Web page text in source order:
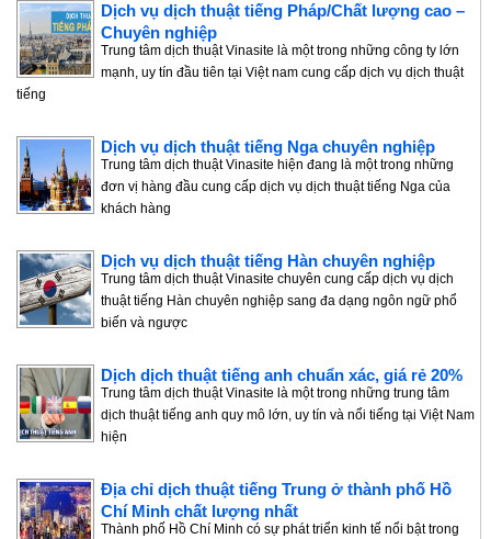
Dịch vụ dịch thuật tiếng Pháp/Chất lượng cao –
Chuyên nghiệp
Trung tâm dịch thuật Vinasite là một trong những công ty lớn
mạnh, uy tín đầu tiên tại Việt nam cung cấp dịch vụ dịch thuật
tiếng
Dịch vụ dịch thuật tiếng Nga chuyên nghiệp
Trung tâm dịch thuật Vinasite hiện đang là một trong những
đơn vị hàng đầu cung cấp dịch vụ dịch thuật tiếng Nga của
khách hàng
Dịch vụ dịch thuật tiếng Hàn chuyên nghiệp
Trung tâm dịch thuật Vinasite chuyên cung cấp dịch vụ dịch
thuật tiếng Hàn chuyên nghiệp sang đa dạng ngôn ngữ phổ
biến và ngược
Dịch dịch thuật tiếng anh chuẩn xác, giá rẻ 20%
Trung tâm dịch thuật Vinasite là một trong những trung tâm
dịch thuật tiếng anh quy mô lớn, uy tín và nổi tiếng tại Việt Nam
hiện
Địa chỉ dịch thuật tiếng Trung ở thành phố Hồ
Chí Minh chất lượng nhất
Thành phố Hồ Chí Minh có sự phát triển kinh tế nổi bật trong